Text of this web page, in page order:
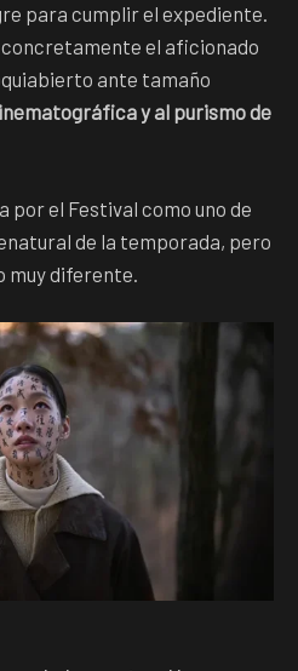
para cumplir el expediente.
concretamente el aficionado
ante tamaño
y al purismo de
por el Festival como uno de
de la temporada, pero
muy diferente.